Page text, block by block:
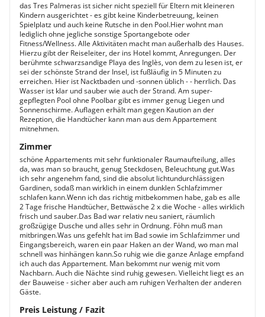
das Tres Palmeras ist sicher nicht speziell für Eltern mit kleineren
Kindern ausgerichtet - es gibt keine Kinderbetreuung, keinen
Spielplatz und auch keine Rutsche in den Pool.Hier wohnt man
lediglich ohne jegliche sonstige Sportangebote oder
Fitness/Wellness. Alle Aktivitäten macht man außerhalb des Hauses.
Hierzu gibt der Reiseleiter, der ins Hotel kommt, Anregungen. Der
berühmte schwarzsandige Playa des Inglès, von dem zu lesen ist, er
sei der schönste Strand der Insel, ist fußläufig in 5 Minuten zu
erreichen. Hier ist Nacktbaden und -sonnen üblich - - herrlich. Das
Wasser ist klar und sauber wie auch der Strand. Am super-
gepflegten Pool ohne Poolbar gibt es immer genug Liegen und
Sonnenschirme. Auflagen erhält man gegen Kaution an der
Rezeption, die Handtücher kann man aus dem Appartement
mitnehmen.
Zimmer
schöne Appartements mit sehr funktionaler Raumaufteilung, alles
da, was man so braucht, genug Steckdosen, Beleuchtung gut.Was
ich sehr angenehm fand, sind die absolut lichtundurchlässigen
Gardinen, sodaß man wirklich in einem dunklen Schlafzimmer
schlafen kann.Wenn ich das richtig mitbekommen habe, gab es alle
2 Tage frische Handtücher, Bettwäsche 2 x die Woche - alles wirklich
frisch und sauber.Das Bad war relativ neu saniert, räumlich
großzügige Dusche und alles sehr in Ordnung. Föhn muß man
mitbringen.Was uns gefehlt hat im Bad sowie im Schlafzimmer und
Eingangsbereich, waren ein paar Haken an der Wand, wo man mal
schnell was hinhängen kann.So ruhig wie die ganze Anlage empfand
ich auch das Appartement. Man bekommt nur wenig mit vom
Nachbarn. Auch die Nächte sind ruhig gewesen. Vielleicht liegt es an
der Bauweise - sicher aber auch am ruhigen Verhalten der anderen
Gäste.
Preis Leistung / Fazit